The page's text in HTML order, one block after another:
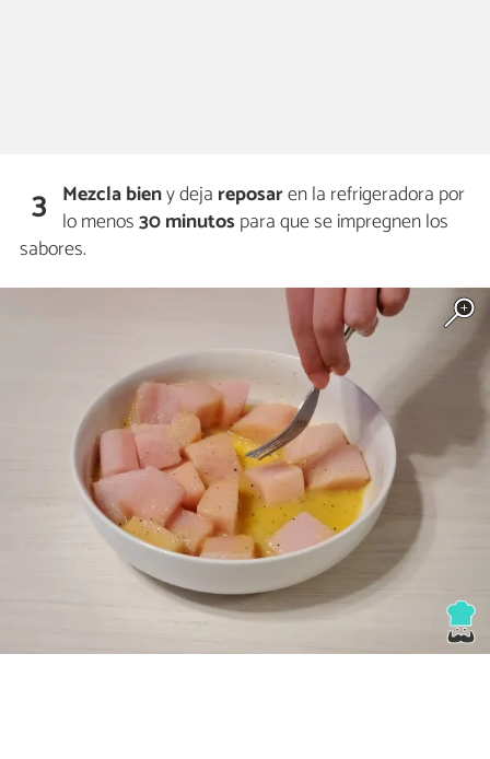
3 Mezcla bieny deja reposaren la refrigeradora por
lo menos30 minutos para que se impregnen los
sabores.